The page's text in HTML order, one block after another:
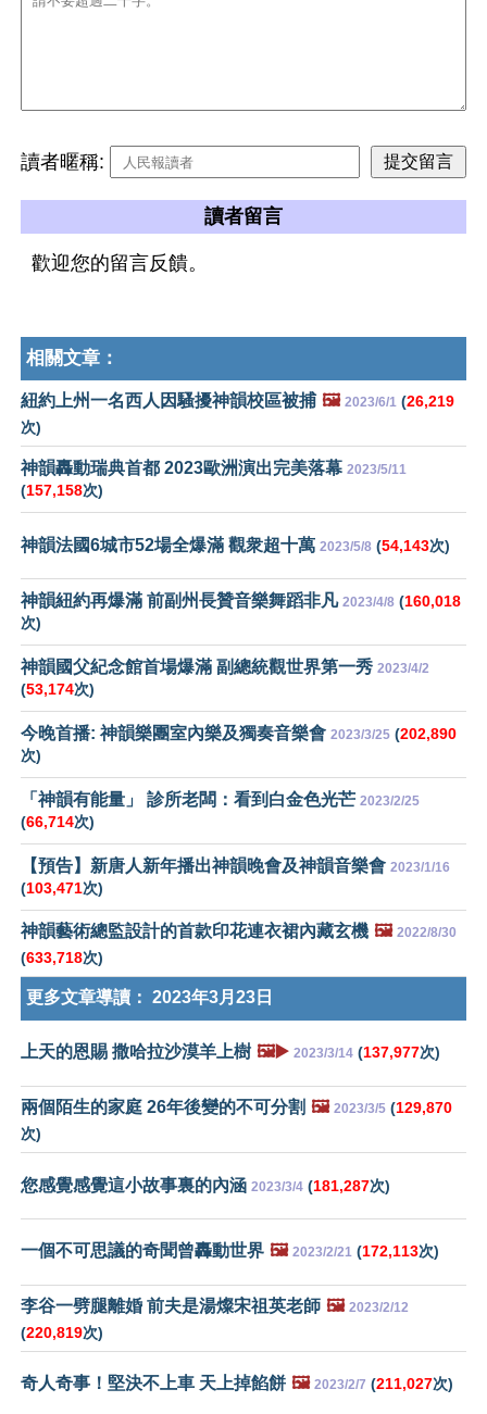
讀者暱稱:
讀者留言
歡迎您的留言反饋。
相關文章：
紐約上州一名西人因騷擾神韻校區被捕 🖼️ 2023/6/1 (26,219
次)
神韻轟動瑞典首都 2023歐洲演出完美落幕 2023/5/11
(157,158次)
神韻法國6城市52場全爆滿 觀衆超十萬 2023/5/8 (54,143次)
神韻紐約再爆滿 前副州長贊音樂舞蹈非凡 2023/4/8 (160,018
次)
神韻國父紀念館首場爆滿 副總統觀世界第一秀 2023/4/2
(53,174次)
今晚首播: 神韻樂團室內樂及獨奏音樂會 2023/3/25 (202,890
次)
「神韻有能量」 診所老闆：看到白金色光芒 2023/2/25
(66,714次)
【預告】新唐人新年播出神韻晚會及神韻音樂會 2023/1/16
(103,471次)
神韻藝術總監設計的首款印花連衣裙內藏玄機 🖼️ 2022/8/30
(633,718次)
更多文章導讀： 2023年3月23日
上天的恩賜 撒哈拉沙漠羊上樹 🖼️▶️ 2023/3/14 (137,977次)
兩個陌生的家庭 26年後變的不可分割 🖼️ 2023/3/5 (129,870
次)
您感覺感覺這小故事裏的內涵 2023/3/4 (181,287次)
一個不可思議的奇聞曾轟動世界 🖼️ 2023/2/21 (172,113次)
李谷一劈腿離婚 前夫是湯燦宋祖英老師 🖼️ 2023/2/12
(220,819次)
奇人奇事！堅決不上車 天上掉餡餅 🖼️ 2023/2/7 (211,027次)